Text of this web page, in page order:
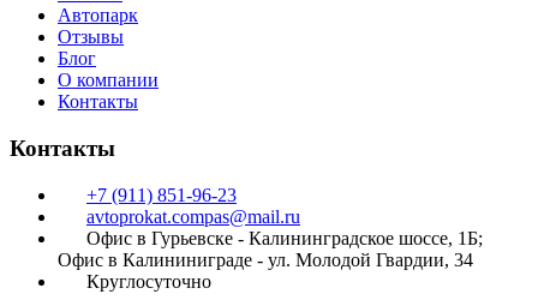
Автопарк
Отзывы
Блог
О компании
Контакты
Контакты
+7 (911) 851-96-23
avtoprokat.compas@mail.ru
Офис в Гурьевске - Калининградское шоссе, 1Б;
Офис в Калининиграде - ул. Молодой Гвардии, 34
Круглосуточно